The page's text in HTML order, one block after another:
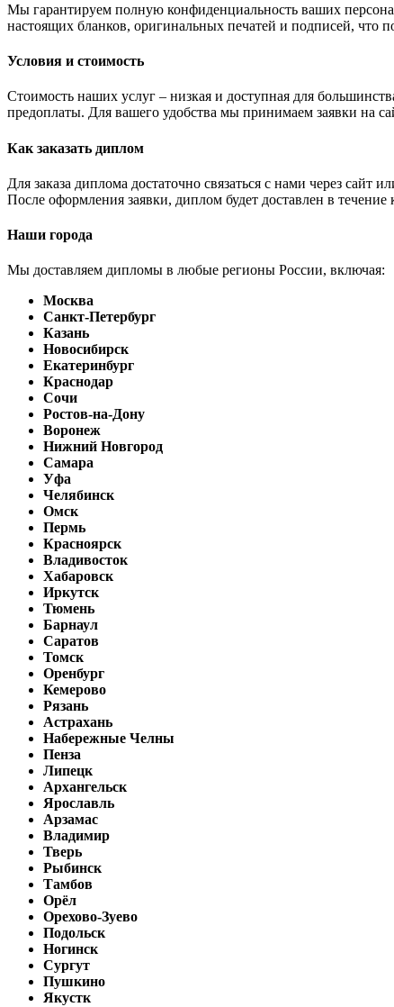
Мы гарантируем полную конфиденциальность ваших
настоящих бланков, оригинальных печатей и подписей, что
Условия и стоимость
Стоимость наших услуг – низкая и доступная для
предоплаты. Для вашего удобства мы принимаем заявки на
Как заказать диплом
Для заказа диплома достаточно связаться с нами через
После оформления заявки, диплом будет доставлен в течение
Наши города
Мы доставляем дипломы в любые регионы России, включая:
Москва
Санкт-Петербург
Казань
Новосибирск
Екатеринбург
Краснодар
Сочи
Ростов-на-Дону
Воронеж
Нижний Новгород
Самара
Уфа
Челябинск
Омск
Пермь
Красноярск
Владивосток
Хабаровск
Иркутск
Тюмень
Барнаул
Саратов
Томск
Оренбург
Кемерово
Рязань
Астрахань
Набережные Челны
Пенза
Липецк
Архангельск
Ярославль
Арзамас
Владимир
Тверь
Рыбинск
Тамбов
Орёл
Орехово-Зуево
Подольск
Ногинск
Сургут
Пушкино
Якустк